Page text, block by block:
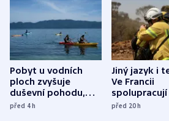
Pobyt u vodních
ploch zvyšuje
duševní pohodu,
ukázala
před 4h
Jiný jazyk i
Ve Francii
spolupracují
různých zemí
před 20h